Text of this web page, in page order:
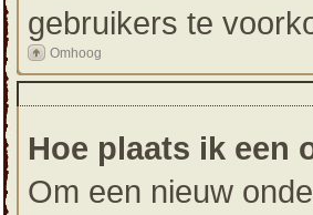
gebruikers te
Omhoog
Hoe plaats ik een
Om een nieuw